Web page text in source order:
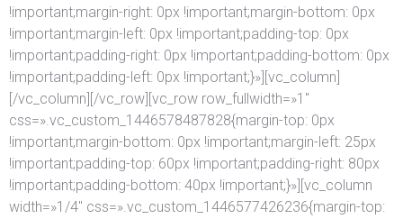
!important;margin-right: 0px !important;margin-bottom: 0px
!important;margin-left: 0px !important;padding-top: 0px
!important;padding-right: 0px !important;padding-bottom: 0px
!important;padding-left: 0px !important;}»][vc_column]
[/vc_column][/vc_row][vc_row row_fullwidth=»1″
css=».vc_custom_1446578487828{margin-top: 0px
!important;margin-bottom: 0px !important;margin-left: 25px
!important;padding-top: 60px !important;padding-right: 80px
!important;padding-bottom: 40px !important;}»][vc_column
width=»1/4″ css=».vc_custom_1446577426236{margin-top: